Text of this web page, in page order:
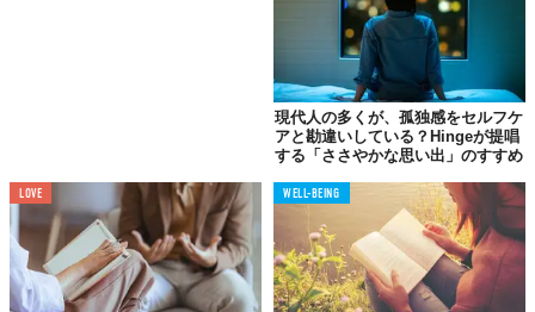
現代人の多くが、孤独感をセルフケ
アと勘違いしている？Hingeが提唱
する「ささやかな思い出」のすすめ
LOVE WELL-BEING